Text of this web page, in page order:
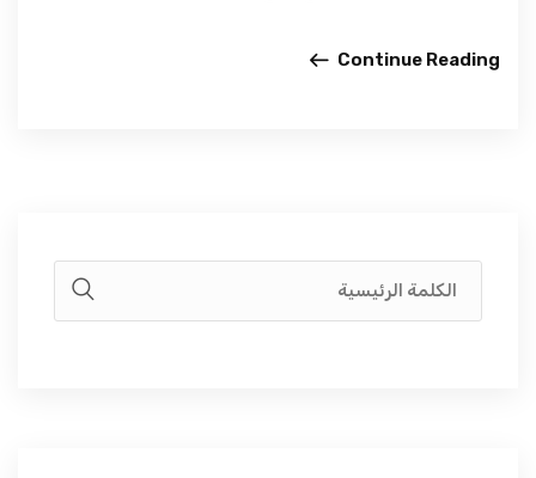
Continue Reading